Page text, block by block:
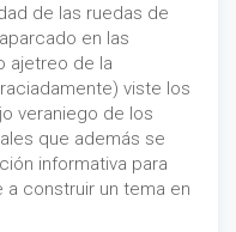
de las ruedas de
en las
ajetreo de la
viste los
veraniego de los
que además se
informativa para
construir un tema en